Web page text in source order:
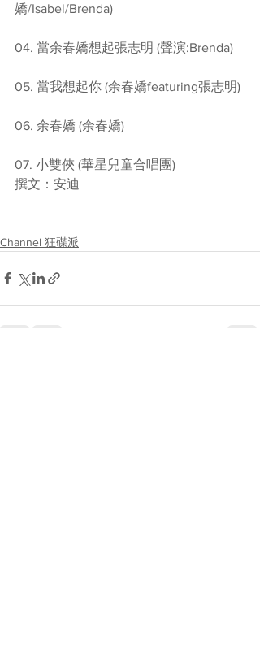
嬌/Isabel/Brenda)
04. 當余春嬌想起張志明 (聲演:Brenda)
05. 當我想起你 (余春嬌featuring張志明)
06. 余春嬌 (余春嬌)
07. 小雙俠 (華星兒童合唱團)
撰文：安迪
Channel 狂碟派